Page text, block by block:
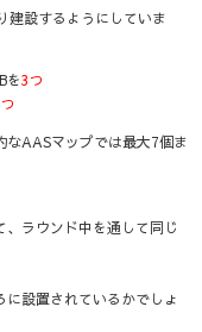
建設するようにしていま
を3つ
なAASマップでは最大7個ま
、ラウンド中を通して同じ
に設置されているかでしょ